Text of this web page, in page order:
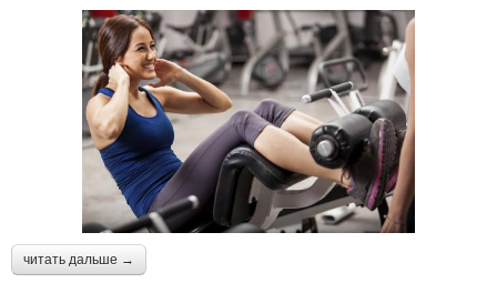
читать дальше →